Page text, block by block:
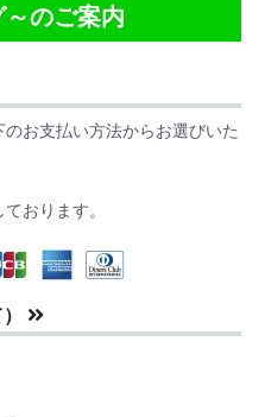
のご案内
お支払い方法からお選びいた
おります。